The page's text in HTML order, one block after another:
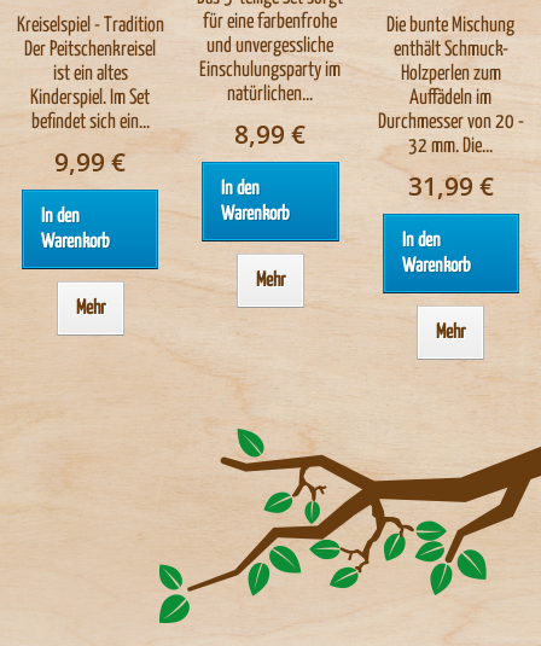
Kreiselspiel - Tradition
Der Peitschenkreisel
ist ein altes
Kinderspiel. Im Set
befindet sich ein...
9,99 €
In den
Warenkorb
Mehr
für eine farbenfrohe
und unvergessliche
Einschulungsparty im
natürlichen...
8,99 €
In den
Warenkorb
Mehr
Die bunte Mischung
enthält Schmuck-
Holzperlen zum
Auffädeln im
Durchmesser von 20 -
32 mm. Die...
31,99 €
In den
Warenkorb
Mehr